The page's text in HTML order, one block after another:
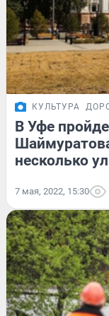
КУЛЬТУРА
В Уфе
несколько
7 мая, 2022, 15:30